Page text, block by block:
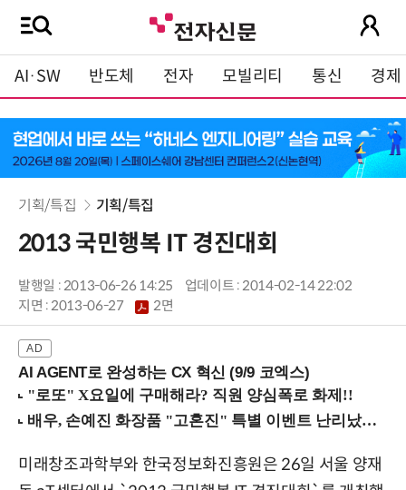
AI·SW 반도체 전자 모빌리티 통신 경제
기획/특집 기획/특집
2013 국민행복 IT 경진대회
발행일 : 2013-06-26 14:25
업데이트 : 2014-02-14 22:02
지면 :2013-06-27 2면
AI AGENT로 완성하는 CX 혁신 (9/9 코엑스)
미래창조과학부와 한국정보화진흥원은 26일 서울 양재